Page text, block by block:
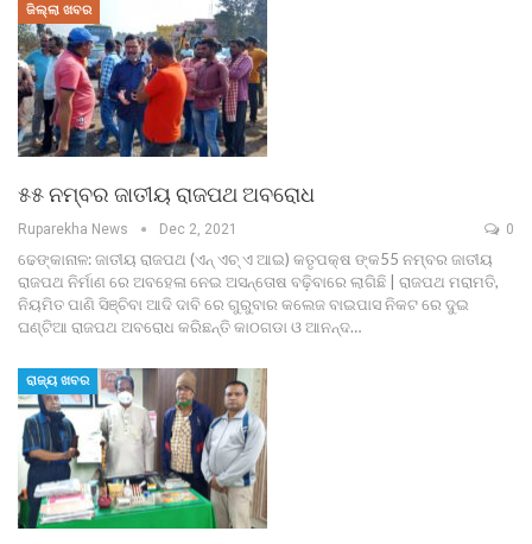
ଜିଲ୍ଲା ଖବର
୫୫ ନମ୍ବର ଜାତୀୟ ରାଜପଥ ଅବରୋଧ
Ruparekha News Dec 2, 2021 0
ଢେଙ୍କାନାଳ: ଜାତୀୟ ରାଜପଥ (ଏନ୍ ଏଚ୍ ଏ ଆଇ) କତୃପକ୍ଷ ଙ୍କ55 ନମ୍ବର ଜାତୀୟ
ରାଜପଥ ନିର୍ମାଣ ରେ ଅବହେଳା ନେଇ ଅସନ୍ତୋଷ ବଢ଼ିବାରେ ଲାଗିଛି | ରାଜପଥ ମରାମତି,
ନିୟମିତ ପାଣି ସିଞ୍ଚିବା ଆଦି ଦାବି ରେ ଗୁରୁବାର କଲେଜ ବାଇପାସ ନିକଟ ରେ ଦୁଇ
ଘଣ୍ଟିଆ ରାଜପଥ ଅବରୋଧ କରିଛନ୍ତି କାଠଗଡା ଓ ଆନନ୍ଦ…
ରାଜ୍ୟ ଖବର